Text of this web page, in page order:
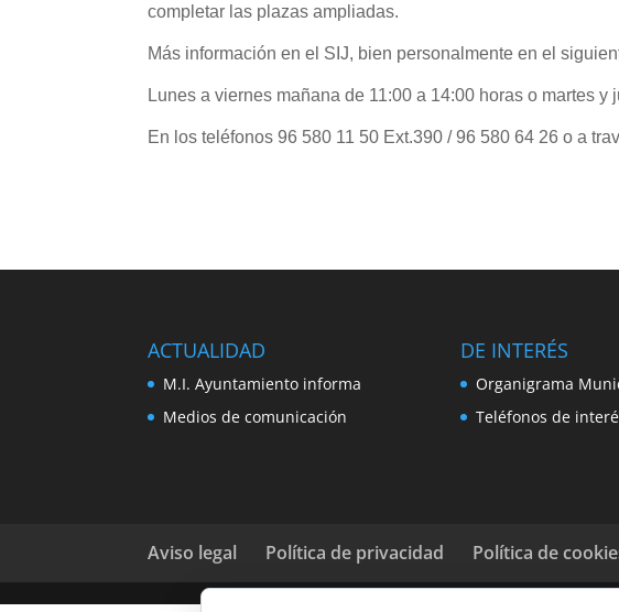
completar las plazas ampliadas.
Más información en el SIJ, bien personalmente en el
Lunes a viernes mañana de 11:00 a 14:00 horas o martes
En los teléfonos 96 580 11 50 Ext.390 / 96 580 64 26 o a
ACTUALIDAD
M.I. Ayuntamiento informa
Medios de comunicación
DE INTERÉS
Organigrama
Teléfonos de
Aviso legal Política de privacidad Política de